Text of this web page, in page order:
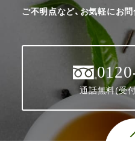
ご不明点など、お気軽にお
通話無料(受